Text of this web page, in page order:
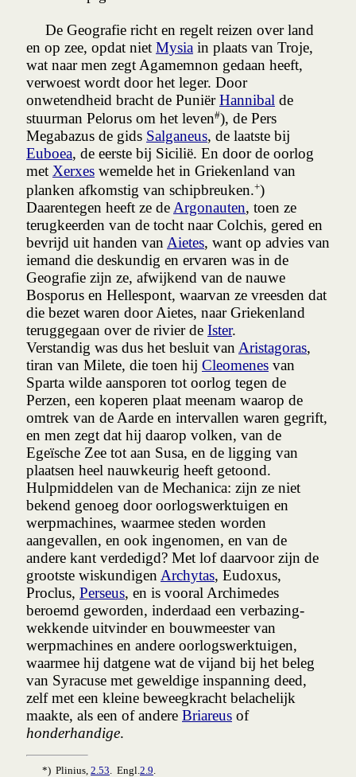
De Geografie richt en regelt reizen over land
en op zee, opdat niet Mysia in plaats van Troje,
wat naar men zegt Agamemnon gedaan heeft,
verwoest wordt door het leger. Door
onwetendheid bracht de PuniërHannibal de
stuurman Pelorus om het leven#), de Pers
Megabazus de gids Salganeus, de laatste bij
Euboea, de eerste bij Sicilië. En door de oorlog
met Xerxes wemelde het in Griekenland van
planken afkomstig van schipbreuken.+)
Daarentegen heeft ze de Argonauten, toen ze
terugkeerden van de tocht naar Colchis, gered en
bevrijd uit handen van Aietes, want op advies van
iemand die deskundig en ervaren was in de
Geografie zijn ze, afwijkend van de nauwe
Bosporus en Hellespont, waarvan ze vreesden dat
die bezet waren door Aietes, naar Griekenland
teruggegaan over de rivier de Ister.
Verstandig was dus het besluit van Aristagoras,
tiran van Milete, die toen hij Cleomenes van
Sparta wilde aansporen tot oorlog tegen de
Perzen, een koperen plaat meenam waarop de
omtrek van de Aarde en intervallen waren gegrift,
en men zegt dat hij daarop volken, van de
Egeïsche Zee tot aan Susa, en de ligging van
plaatsen heel nauwkeurig heeft getoond.
Hulpmiddelen van de Mechanica: zijn ze niet
bekend genoeg door oorlogs­werktuigen en
werpmachines, waarmee steden worden
aangevallen, en ook ingenomen, en van de
andere kant verdedigd? Met lof daarvoor zijn de
grootste wiskundigen Archytas, Eudoxus,
Proclus, Perseus, en is vooral Archimedes
beroemd geworden, inderdaad een verbazing­
wekkende uitvinder en bouwmeester van
werpmachines en andere oorlogs­werktuigen,
waarmee hij datgene wat de vijand bij het beleg
van Syracuse met geweldige inspanning deed,
zelf met een kleine beweegkracht belachelijk
maakte, als een of andere Briareus of
honderhandige.
*) Plinius, 2.53 . Engl. 2.9